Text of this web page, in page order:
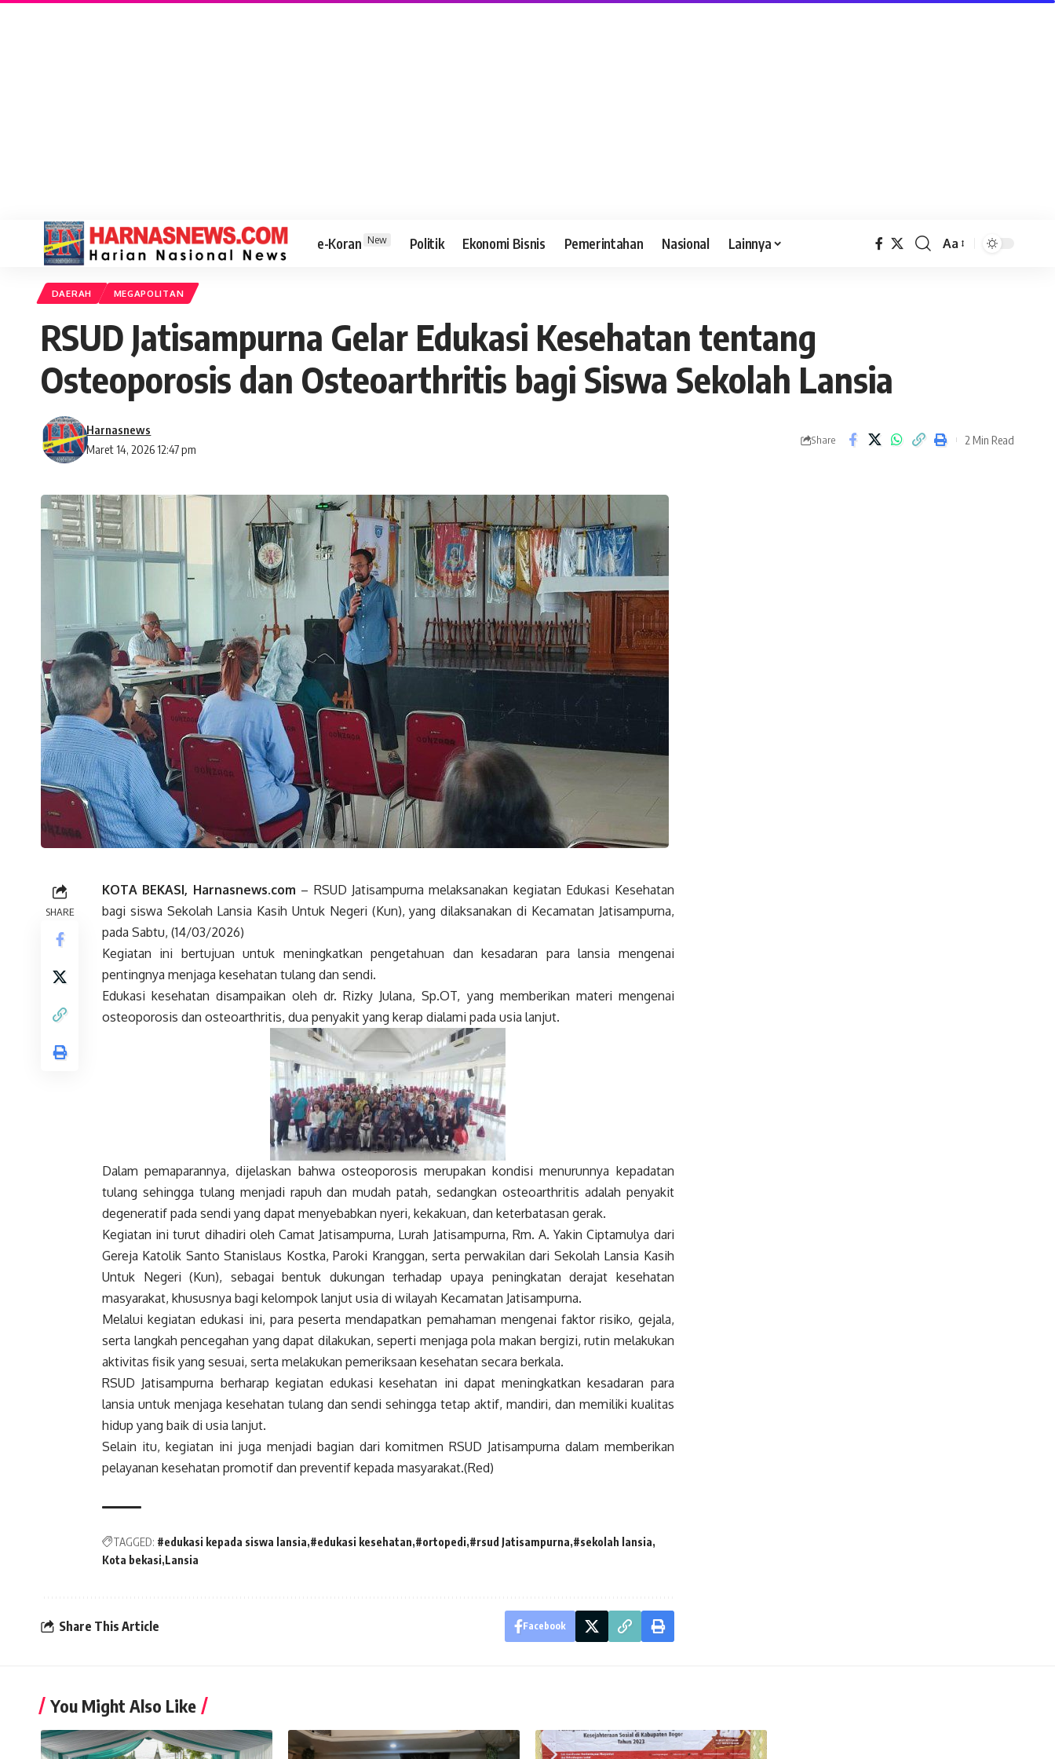
e-Koran New Politik Ekonomi Bisnis Pemerintahan Nasional Lainnya Aa
DAERAH MEGAPOLITAN
RSUD Jatisampurna Gelar Edukasi Kesehatan tentang
Osteoporosis dan Osteoarthritis bagi Siswa Sekolah Lansia
Maret 14, 2026 12:47 pm
Harnasnews
Share 2 Min Read
SHARE
KOTA BEKASI, Harnasnews.com – RSUD Jatisampurna melaksanakan kegiatan Edukasi Kesehatan
bagi siswa Sekolah Lansia Kasih Untuk Negeri (Kun), yang dilaksanakan di Kecamatan Jatisampurna,
pada Sabtu, (14/03/2026)
Kegiatan ini bertujuan untuk meningkatkan pengetahuan dan kesadaran para lansia mengenai
pentingnya menjaga kesehatan tulang dan sendi.
Edukasi kesehatan disampaikan oleh dr. Rizky Julana, Sp.OT, yang memberikan materi mengenai
osteoporosis dan osteoarthritis, dua penyakit yang kerap dialami pada usia lanjut.
Dalam pemaparannya, dijelaskan bahwa osteoporosis merupakan kondisi menurunnya kepadatan
tulang sehingga tulang menjadi rapuh dan mudah patah, sedangkan osteoarthritis adalah penyakit
degeneratif pada sendi yang dapat menyebabkan nyeri, kekakuan, dan keterbatasan gerak.
Kegiatan ini turut dihadiri oleh Camat Jatisampurna, Lurah Jatisampurna, Rm. A. Yakin Ciptamulya dari
Gereja Katolik Santo Stanislaus Kostka, Paroki Kranggan, serta perwakilan dari Sekolah Lansia Kasih
Untuk Negeri (Kun), sebagai bentuk dukungan terhadap upaya peningkatan derajat kesehatan
masyarakat, khususnya bagi kelompok lanjut usia di wilayah Kecamatan Jatisampurna.
Melalui kegiatan edukasi ini, para peserta mendapatkan pemahaman mengenai faktor risiko, gejala,
serta langkah pencegahan yang dapat dilakukan, seperti menjaga pola makan bergizi, rutin melakukan
aktivitas fisik yang sesuai, serta melakukan pemeriksaan kesehatan secara berkala.
RSUD Jatisampurna berharap kegiatan edukasi kesehatan ini dapat meningkatkan kesadaran para
lansia untuk menjaga kesehatan tulang dan sendi sehingga tetap aktif, mandiri, dan memiliki kualitas
hidup yang baik di usia lanjut.
Selain itu, kegiatan ini juga menjadi bagian dari komitmen RSUD Jatisampurna dalam memberikan
pelayanan kesehatan promotif dan preventif kepada masyarakat.(Red)
TAGGED: #edukasi kepada siswa lansia #edukasi kesehatan #ortopedi #rsud Jatisampurna #sekolah lansia
Kota bekasi Lansia
Share This Article Facebook
You Might Also Like